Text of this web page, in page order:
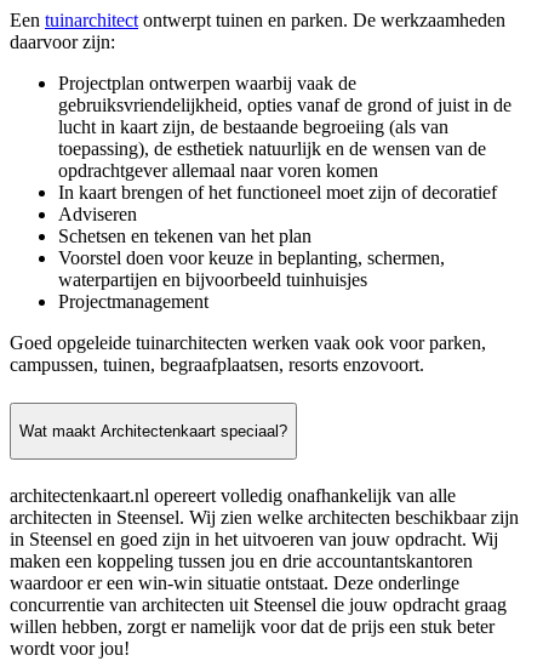
Een tuinarchitect ontwerpt tuinen en parken. De werkzaamheden
daarvoor zijn:
Projectplan ontwerpen waarbij vaak de
gebruiksvriendelijkheid, opties vanaf de grond of juist in de
lucht in kaart zijn, de bestaande begroeiing (als van
toepassing), de esthetiek natuurlijk en de wensen van de
opdrachtgever allemaal naar voren komen
In kaart brengen of het functioneel moet zijn of decoratief
Adviseren
Schetsen en tekenen van het plan
Voorstel doen voor keuze in beplanting, schermen,
waterpartijen en bijvoorbeeld tuinhuisjes
Projectmanagement
Goed opgeleide tuinarchitecten werken vaak ook voor parken,
campussen, tuinen, begraafplaatsen, resorts enzovoort.
Wat maakt Architectenkaart speciaal?
architectenkaart.nl opereert volledig onafhankelijk van alle
architecten in Steensel. Wij zien welke architecten beschikbaar zijn
in Steensel en goed zijn in het uitvoeren van jouw opdracht. Wij
maken een koppeling tussen jou en drie accountantskantoren
waardoor er een win-win situatie ontstaat. Deze onderlinge
concurrentie van architecten uit Steensel die jouw opdracht graag
willen hebben, zorgt er namelijk voor dat de prijs een stuk beter
wordt voor jou!